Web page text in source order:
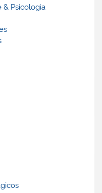
& Psicologia